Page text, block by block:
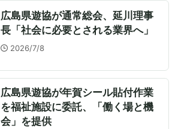
広島県遊協が通常総会、延川理事
長「社会に必要とされる業界へ」
2026/7/8
広島県遊協が年賀シール貼付作業
を福祉施設に委託、「働く場と機
会」を提供